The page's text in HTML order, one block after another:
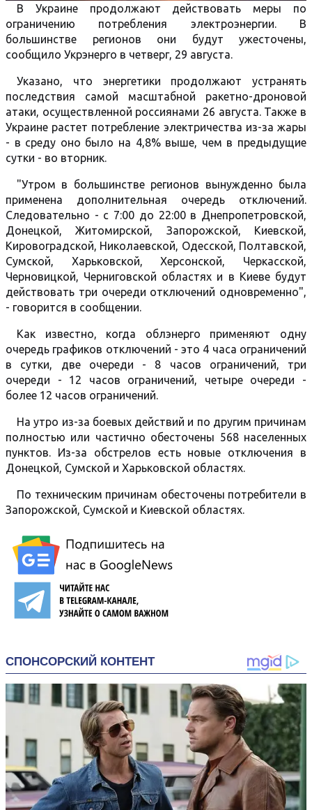
В Украине продолжают действовать меры по
ограничению потребления электроэнергии. В
большинстве регионов они будут ужесточены,
сообщило Укрэнерго в четверг, 29 августа.
Указано, что энергетики продолжают устранять
последствия самой масштабной ракетно-дроновой
атаки, осуществленной россиянами 26 августа. Также в
Украине растет потребление электричества из-за жары
- в среду оно было на 4,8% выше, чем в предыдущие
сутки - во вторник.
"Утром в большинстве регионов вынужденно была
применена дополнительная очередь отключений.
Следовательно - с 7:00 до 22:00 в Днепропетровской,
Донецкой, Житомирской, Запорожской, Киевской,
Кировоградской, Николаевской, Одесской, Полтавской,
Сумской, Харьковской, Херсонской, Черкасской,
Черновицкой, Черниговской областях и в Киеве будут
действовать три очереди отключений одновременно",
- говорится в сообщении.
Как известно, когда облэнерго применяют одну
очередь графиков отключений - это 4 часа ограничений
в сутки, две очереди - 8 часов ограничений, три
очереди - 12 часов ограничений, четыре очереди -
более 12 часов ограничений.
На утро из-за боевых действий и по другим причинам
полностью или частично обесточены 568 населенных
пунктов. Из-за обстрелов есть новые отключения в
Донецкой, Сумской и Харьковской областях.
По техническим причинам обесточены потребители в
Запорожской, Сумской и Киевской областях.